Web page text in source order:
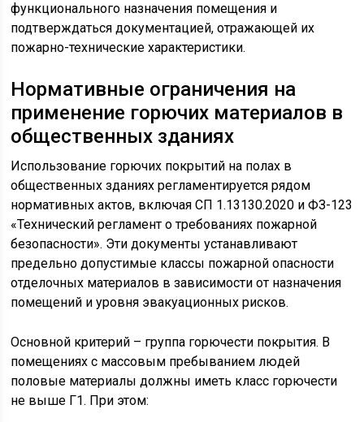
функционального назначения помещения и
подтверждаться документацией, отражающей их
пожарно-технические характеристики.
Нормативные ограничения на
применение горючих материалов в
общественных зданиях
Использование горючих покрытий на полах в
общественных зданиях регламентируется рядом
нормативных актов, включая СП 1.13130.2020 и ФЗ-123
«Технический регламент о требованиях пожарной
безопасности». Эти документы устанавливают
предельно допустимые классы пожарной опасности
отделочных материалов в зависимости от назначения
помещений и уровня эвакуационных рисков.
Основной критерий – группа горючести покрытия. В
помещениях с массовым пребыванием людей
половые материалы должны иметь класс горючести
не выше Г1. При этом: